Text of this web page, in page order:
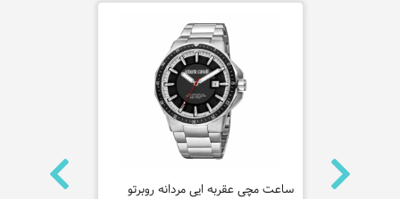
ساعت مچی
ساعت مچی عقربه ایی مردانه روبرتو